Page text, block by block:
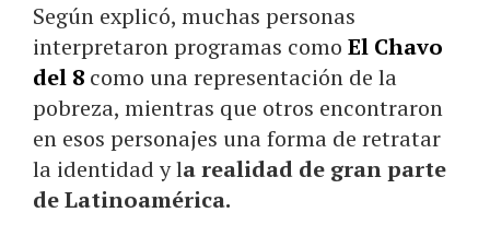
Según explicó, muchas personas
interpretaron programas como El Chavo
del 8 como una representación de la
pobreza, mientras que otros encontraron
en esos personajes una forma de retratar
la identidad y la realidad de gran parte
de Latinoamérica.